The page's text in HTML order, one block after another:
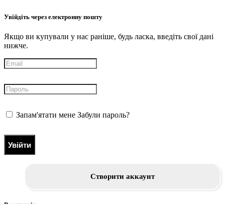
Увійдіть через електронну пошту
Якщо ви купували у нас раніше, будь ласка, введіть свої дані
нижче.
Запам'ятати мене Забули пароль?
Увійти
Створити аккаунт